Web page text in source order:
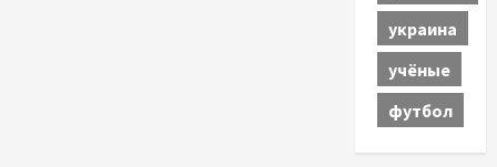
украина
учёные
футбол